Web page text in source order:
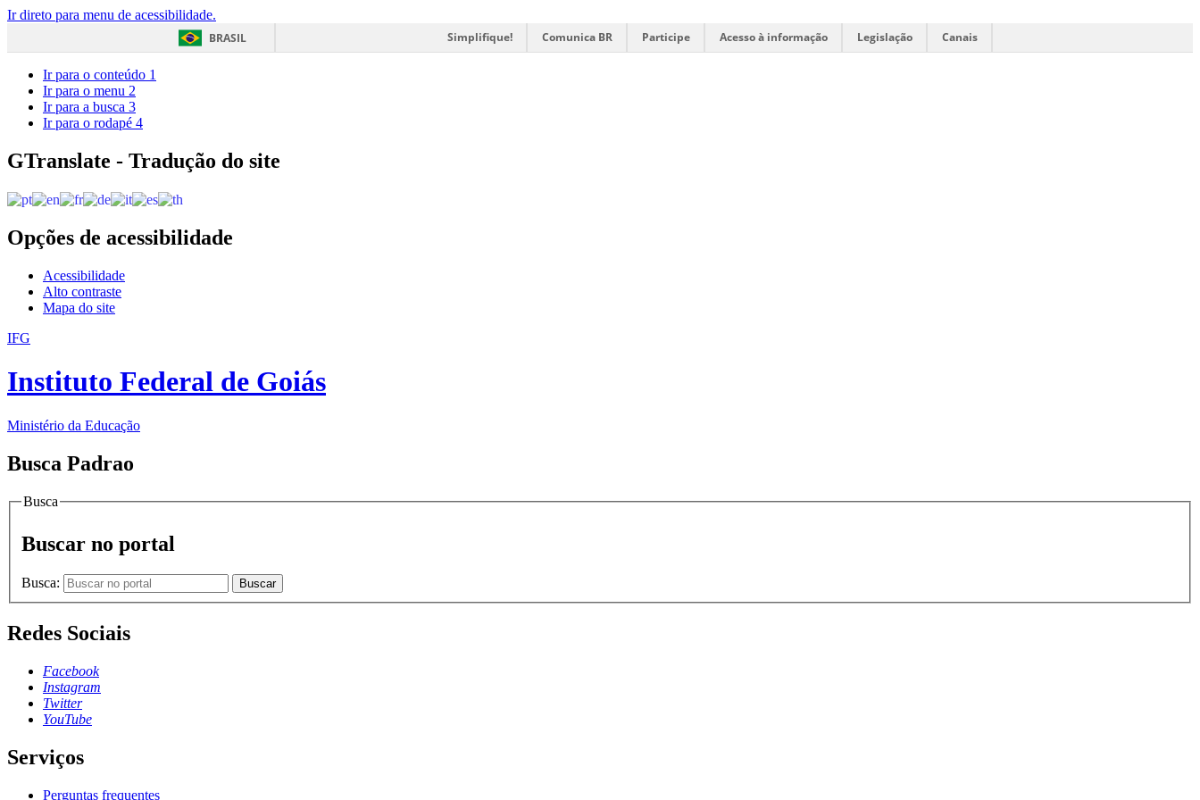
Ir direto para menu de acessibilidade.
BRASIL
Simplifique! Comunica BR Participe Acesso à informação Legislação Canais
Ir para o conteúdo 1
Ir para o menu 2
Ir para a busca 3
Ir para o rodapé 4
GTranslate - Tradução do site
Opções de acessibilidade
Acessibilidade
Alto contraste
Mapa do site
IFG
Instituto Federal de Goiás
Ministério da Educação
Busca Padrao
Busca
Buscar no portal
Busca: Buscar
Redes Sociais
Facebook
Instagram
Twitter
YouTube
Serviços
Perguntas frequentes